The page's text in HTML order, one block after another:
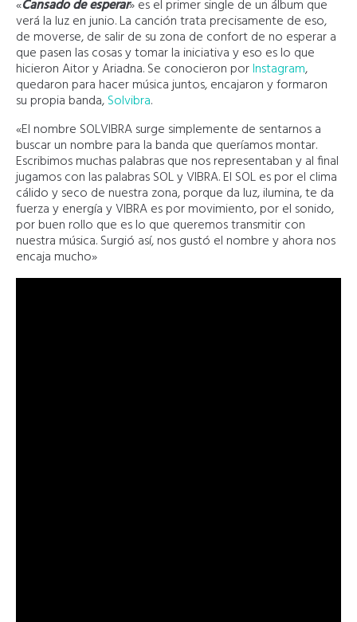
«Cansado de esperar» es el primer single de un álbum que
verá la luz en junio. La canción trata precisamente de eso,
de moverse, de salir de su zona de confort de no esperar a
que pasen las cosas y tomar la iniciativa y eso es lo que
hicieron Aitor y Ariadna. Se conocieron porInstagram,
quedaron para hacer música juntos, encajaron y formaron
su propia banda,Solvibra.
«El nombre SOLVIBRA surge simplemente de sentarnos a
buscar un nombre para la banda que queríamos montar.
Escribimos muchas palabras que nos representaban y al final
jugamos con las palabras SOL y VIBRA. El SOL es por el clima
cálido y seco de nuestra zona, porque da luz, ilumina, te da
fuerza y energía y VIBRA es por movimiento, por el sonido,
por buen rollo que es lo que queremos transmitir con
nuestra música. Surgió así, nos gustó el nombre y ahora nos
encaja mucho»